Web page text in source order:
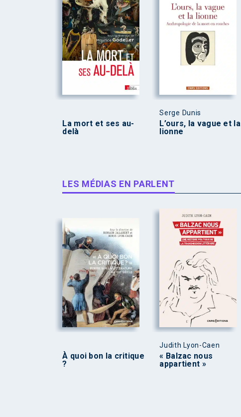
La mort et ses au-
delà
Serge Dunis
L’ours, la vague et la
lionne
LES MÉDIAS EN PARLENT
À quoi bon la critique
?
Judith Lyon-Caen
« Balzac nous
appartient »